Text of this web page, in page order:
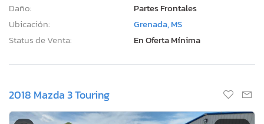
Daño:
Partes Frontales
Ubicación:
Grenada, MS
Status de Venta:
En Oferta Mínima
2018 Mazda 3 Touring